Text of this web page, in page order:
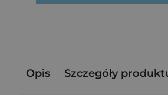
Opis Szczegóły